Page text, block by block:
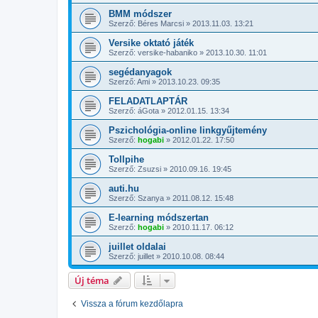
BMM módszer
Szerző: Béres Marcsi » 2013.11.03. 13:21
Versike oktató játék
Szerző: versike-habaniko » 2013.10.30. 11:01
segédanyagok
Szerző: Ami » 2013.10.23. 09:35
FELADATLAPTÁR
Szerző: áGota » 2012.01.15. 13:34
Pszichológia-online linkgyűjtemény
Szerző: hogabi » 2012.01.22. 17:50
Tollpihe
Szerző: Zsuzsi » 2010.09.16. 19:45
auti.hu
Szerző: Szanya » 2011.08.12. 15:48
E-learning módszertan
Szerző: hogabi » 2010.11.17. 06:12
juillet oldalai
Szerző: juillet » 2010.10.08. 08:44
Új téma
Vissza a fórum kezdőlapra